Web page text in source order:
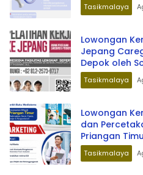
Tasikmalaya
Lowongan
Jepang
Depok oleh
Depok School
Tasikmalaya
Lowongan
dan
Priangan
Tasikmalaya